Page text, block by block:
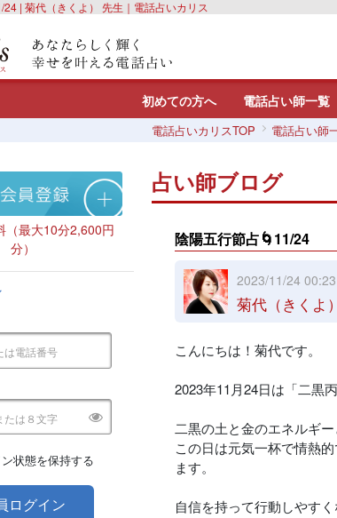
| 菊代（きくよ） 先生｜電話占いカリス
初めての方へ 電話占い師一覧
電話占いカリスTOP 電話占い師
（最大10分2,600円
分）
状態を保持する
占い師ブログ
陰陽五行節占🌀11/24
2023/11/24 00:23
菊代（きくよ
こんにちは！菊代です。
2023年11月24日は「二黒
二黒の土と金のエネルギ
この日は元気一杯で情熱
ます。
自信を持って行動しやす